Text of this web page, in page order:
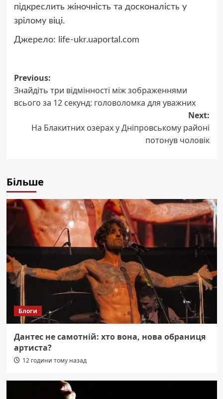
підкреслить жіночність та досконалість у
зрілому віці.
Джерело: life-ukr.uaportal.com
Post
navigation
Previous:
Знайдіть три відмінності між зображеннями
всього за 12 секунд: головоломка для уважних
Next:
На Блакитних озерах у Дніпровському районі
потонув чоловік
Більше
Блоги
Дантес не самотній: хто вона, нова обраниця
артиста?
12 години тому назад